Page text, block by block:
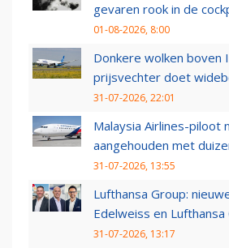
gevaren rook in de
01-08-2026, 8:00
Donkere wolken boven
prijsvechter doet
31-07-2026, 22:01
Malaysia Airlines-piloot
aangehouden met
31-07-2026, 13:55
Lufthansa Group:
Edelweiss en Lufthansa
31-07-2026, 13:17